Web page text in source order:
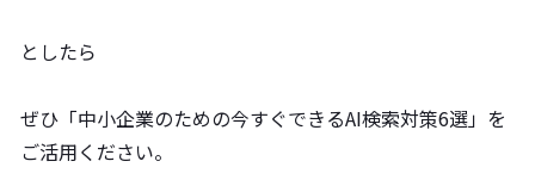
としたら
ぜひ「中小企業のための今すぐできるAI検索対策6選」を
ご活用ください。